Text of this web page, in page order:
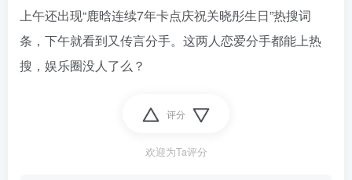
上午还出现“鹿晗连续7年卡点庆祝关晓彤生日”热搜词
条，下午就看到又传言分手。这两人恋爱分手都能上热
搜，娱乐圈没人了么？
评分
欢迎为Ta评分